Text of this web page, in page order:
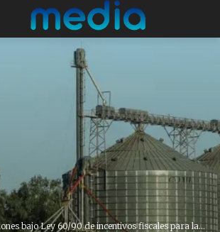
bajo Ley 60/90 de incentivos fiscales para la...